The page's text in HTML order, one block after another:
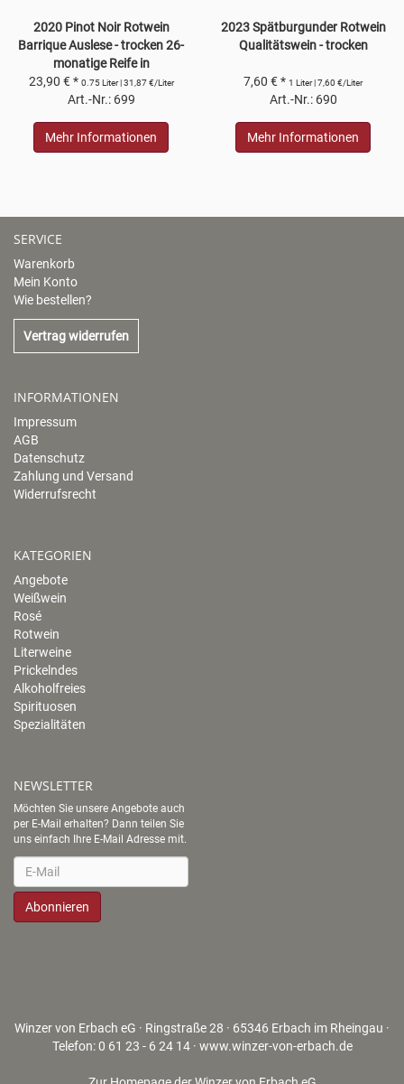
2020 Pinot Noir Rotwein
Barrique Auslese - trocken 26-
monatige Reife in
amerikanischen, französischen
und deutschen Barrique-
23,90 € * 0.75 Liter | 31,87 €/Liter
Art.-Nr.: 699
Mehr Informationen
2023 Spätburgunder Rotwein
Qualitätswein - trocken
7,60 € * 1 Liter | 7,60 €/Liter
Art.-Nr.: 690
Mehr Informationen
SERVICE
Warenkorb
Mein Konto
Wie bestellen?
Vertrag widerrufen
INFORMATIONEN
Impressum
AGB
Datenschutz
Zahlung und Versand
Widerrufsrecht
KATEGORIEN
Angebote
Weißwein
Rosé
Rotwein
Literweine
Prickelndes
Alkoholfreies
Spirituosen
Spezialitäten
NEWSLETTER
Möchten Sie unsere Angebote auch
per E-Mail erhalten? Dann teilen Sie
uns einfach Ihre E-Mail Adresse mit.
Newsletter
Abonnieren
Winzer von Erbach eG · Ringstraße 28 · 65346 Erbach im Rheingau ·
Telefon: 0 61 23 - 6 24 14 · www.winzer-von-erbach.de